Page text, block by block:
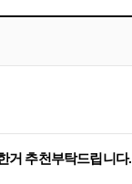
거 추천부탁드립니다.